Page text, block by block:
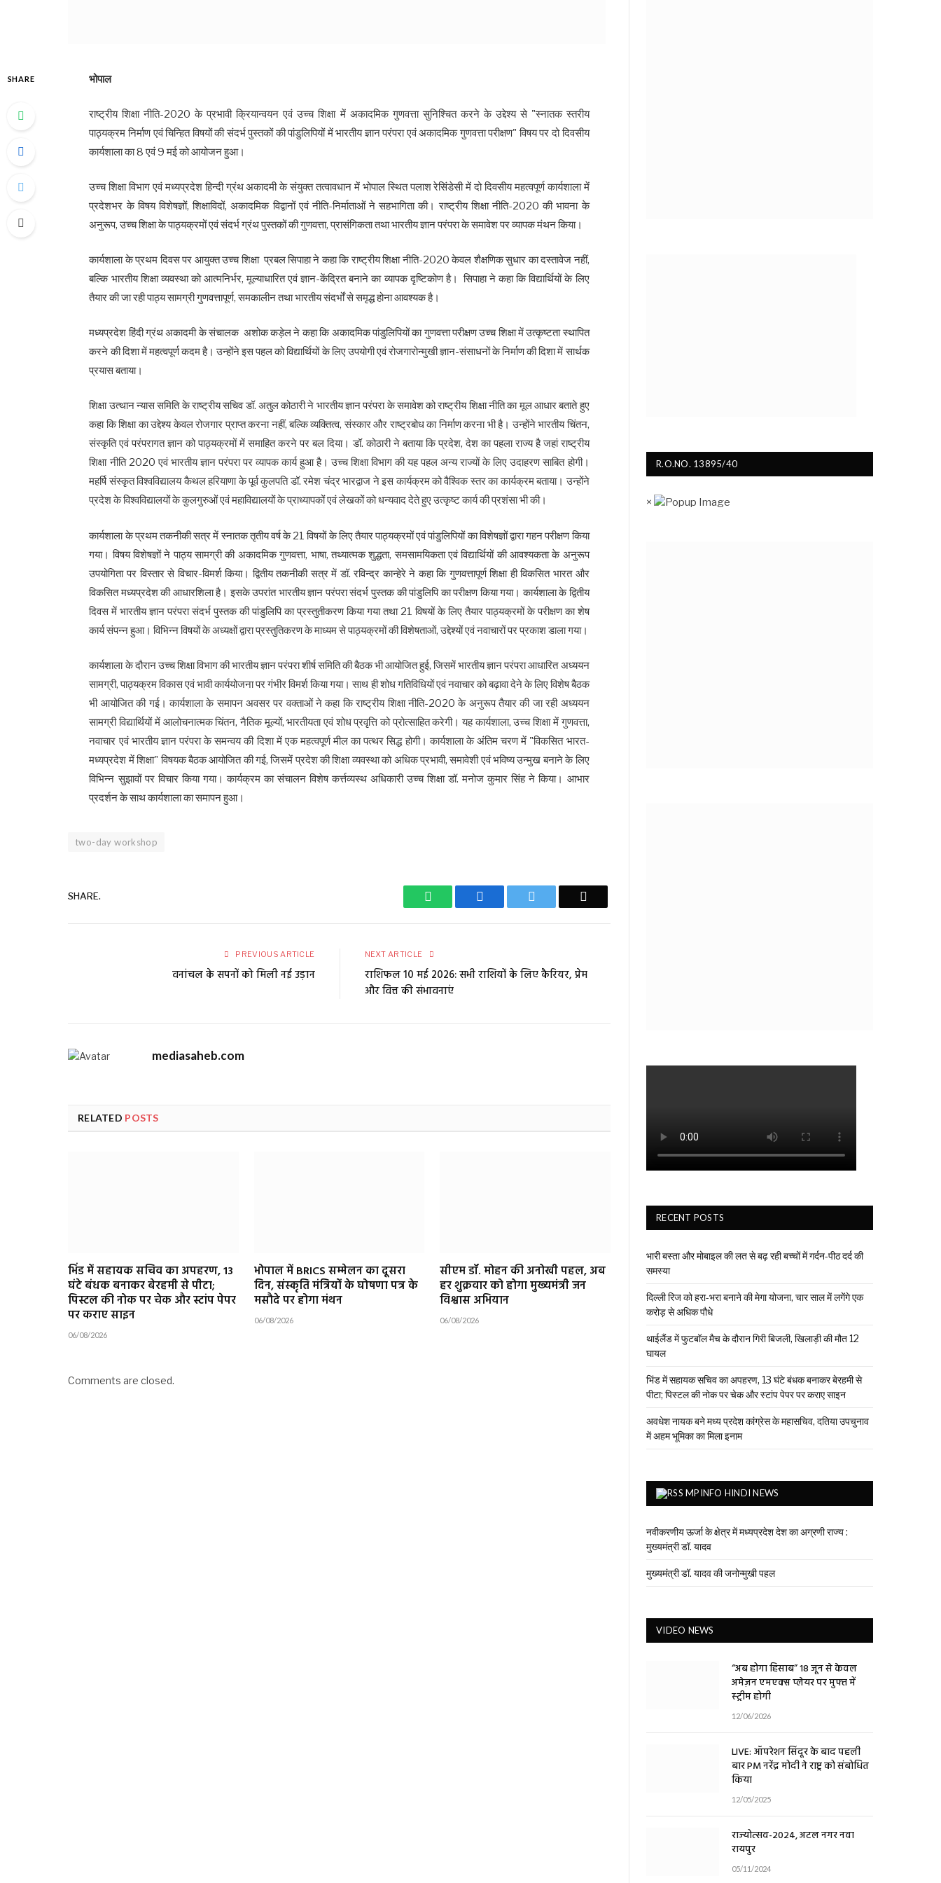
SHARE भोपाल
राष्ट्रीय शिक्षा नीति-2020 के प्रभावी क्रियान्वयन एवं उच्च शिक्षा में अकादमिक गुणवत्ता सुनिश्चित करने के उद्देश्य से "स्नातक स्तरीय
पाठ्यक्रम निर्माण एवं चिन्हित विषयों की संदर्भ पुस्तकों की पांडुलिपियों में भारतीय ज्ञान परंपरा एवं अकादमिक गुणवत्ता परीक्षण" विषय पर दो दिवसीय
कार्यशाला का 8 एवं 9 मई को आयोजन हुआ।
उच्च शिक्षा विभाग एवं मध्यप्रदेश हिन्दी ग्रंथ अकादमी के संयुक्त तत्वावधान में भोपाल स्थित पलाश रेसिंडेसी में दो दिवसीय महत्वपूर्ण कार्यशाला में
प्रदेशभर के विषय विशेषज्ञों, शिक्षाविदों, अकादमिक विद्वानों एवं नीति-निर्माताओं ने सहभागिता की। राष्ट्रीय शिक्षा नीति-2020 की भावना के
अनुरूप, उच्च शिक्षा के पाठ्यक्रमों एवं संदर्भ ग्रंथ पुस्तकों की गुणवत्ता, प्रासंगिकता तथा भारतीय ज्ञान परंपरा के समावेश पर व्यापक मंथन किया।
कार्यशाला के प्रथम दिवस पर आयुक्त उच्च शिक्षा प्रबल सिपाहा ने कहा कि राष्ट्रीय शिक्षा नीति-2020 केवल शैक्षणिक सुधार का दस्तावेज नहीं,
बल्कि भारतीय शिक्षा व्यवस्था को आत्मनिर्भर, मूल्याधारित एवं ज्ञान-केंद्रित बनाने का व्यापक दृष्टिकोण है। सिपाहा ने कहा कि विद्यार्थियों के लिए
तैयार की जा रही पाठ्य सामग्री गुणवत्तापूर्ण, समकालीन तथा भारतीय संदर्भों से समृद्ध होना आवश्यक है।
मध्यप्रदेश हिंदी ग्रंथ अकादमी के संचालक अशोक कड़ेल ने कहा कि अकादमिक पांडुलिपियों का गुणवत्ता परीक्षण उच्च शिक्षा में उत्कृष्टता स्थापित
करने की दिशा में महत्वपूर्ण कदम है। उन्होंने इस पहल को विद्यार्थियों के लिए उपयोगी एवं रोजगारोन्मुखी ज्ञान-संसाधनों के निर्माण की दिशा में सार्थक
प्रयास बताया।
शिक्षा उत्थान न्यास समिति के राष्ट्रीय सचिव डॉ. अतुल कोठारी ने भारतीय ज्ञान परंपरा के समावेश को राष्ट्रीय शिक्षा नीति का मूल आधार बताते हुए
कहा कि शिक्षा का उद्देश्य केवल रोजगार प्राप्त करना नहीं, बल्कि व्यक्तित्व, संस्कार और राष्ट्रबोध का निर्माण करना भी है। उन्होंने भारतीय चिंतन,
संस्कृति एवं परंपरागत ज्ञान को पाठ्यक्रमों में समाहित करने पर बल दिया। डॉ. कोठारी ने बताया कि प्रदेश, देश का पहला राज्य है जहां राष्ट्रीय
शिक्षा नीति 2020 एवं भारतीय ज्ञान परंपरा पर व्यापक कार्य हुआ है। उच्च शिक्षा विभाग की यह पहल अन्य राज्यों के लिए उदाहरण साबित होगी।
महर्षि संस्कृत विश्वविद्यालय कैथल हरियाणा के पूर्व कुलपति डॉ. रमेश चंद्र भारद्वाज ने इस कार्यक्रम को वैश्विक स्तर का कार्यक्रम बताया। उन्होंने
प्रदेश के विश्वविद्यालयों के कुलगुरुओं एवं महाविद्यालयों के प्राध्यापकों एवं लेखकों को धन्यवाद देते हुए उत्कृष्ट कार्य की प्रशंसा भी की।
कार्यशाला के प्रथम तकनीकी सत्र में स्नातक तृतीय वर्ष के 21 विषयों के लिए तैयार पाठ्यक्रमों एवं पांडुलिपियों का विशेषज्ञों द्वारा गहन परीक्षण किया
गया। विषय विशेषज्ञों ने पाठ्य सामग्री की अकादमिक गुणवत्ता, भाषा, तथ्यात्मक शुद्धता, समसामयिकता एवं विद्यार्थियों की आवश्यकता के अनुरूप
उपयोगिता पर विस्तार से विचार-विमर्श किया। द्वितीय तकनीकी सत्र में डॉ. रविन्द्र कान्हेरे ने कहा कि गुणवत्तापूर्ण शिक्षा ही विकसित भारत और
विकसित मध्यप्रदेश की आधारशिला है। इसके उपरांत भारतीय ज्ञान परंपरा संदर्भ पुस्तक की पांडुलिपि का परीक्षण किया गया। कार्यशाला के द्वितीय
दिवस में भारतीय ज्ञान परंपरा संदर्भ पुस्तक की पांडुलिपि का प्रस्तुतीकरण किया गया तथा 21 विषयों के लिए तैयार पाठ्यक्रमों के परीक्षण का शेष
कार्य संपन्न हुआ। विभिन्न विषयों के अध्यक्षों द्वारा प्रस्तुतिकरण के माध्यम से पाठ्यक्रमों की विशेषताओं, उद्देश्यों एवं नवाचारों पर प्रकाश डाला गया।
कार्यशाला के दौरान उच्च शिक्षा विभाग की भारतीय ज्ञान परंपरा शीर्ष समिति की बैठक भी आयोजित हुई, जिसमें भारतीय ज्ञान परंपरा आधारित अध्ययन
सामग्री, पाठ्यक्रम विकास एवं भावी कार्ययोजना पर गंभीर विमर्श किया गया। साथ ही शोध गतिविधियों एवं नवाचार को बढ़ावा देने के लिए विशेष बैठक
भी आयोजित की गई। कार्यशाला के समापन अवसर पर वक्ताओं ने कहा कि राष्ट्रीय शिक्षा नीति-2020 के अनुरूप तैयार की जा रही अध्ययन
सामग्री विद्यार्थियों में आलोचनात्मक चिंतन, नैतिक मूल्यों, भारतीयता एवं शोध प्रवृत्ति को प्रोत्साहित करेगी। यह कार्यशाला, उच्च शिक्षा में गुणवत्ता,
नवाचार एवं भारतीय ज्ञान परंपरा के समन्वय की दिशा में एक महत्वपूर्ण मील का पत्थर सिद्ध होगी। कार्यशाला के अंतिम चरण में "विकसित भारत-
मध्यप्रदेश में शिक्षा" विषयक बैठक आयोजित की गई, जिसमें प्रदेश की शिक्षा व्यवस्था को अधिक प्रभावी, समावेशी एवं भविष्य उन्मुख बनाने के लिए
विभिन्न सुझावों पर विचार किया गया। कार्यक्रम का संचालन विशेष कर्त्तव्यस्थ अधिकारी उच्च शिक्षा डॉ. मनोज कुमार सिंह ने किया। आभार
प्रदर्शन के साथ कार्यशाला का समापन हुआ।
two-day workshop
SHARE. WhatsApp Facebook
PREVIOUS ARTICLE
वनांचल के सपनों को मिली नई उड़ान
NEXT ARTICLE
राशिफल 10 मई 2026: सभी राशियों के लिए कैरियर, प्रेम
और वित्त की संभावनाएं
mediasaheb.com
RELATED POSTS
भिंड में सहायक सचिव का अपहरण, 13
घंटे बंधक बनाकर बेरहमी से पीटा;
पिस्टल की नोक पर चेक और स्टांप पेपर
पर कराए साइन
06/08/2026
भोपाल में BRICS सम्मेलन का दूसरा
दिन, संस्कृति मंत्रियों के घोषणा पत्र के
मसौदे पर होगा मंथन
06/08/2026
सीएम डॉ. मोहन की अनोखी पहल, अब
हर शुक्रवार को होगा मुख्यमंत्री जन
विश्वास अभियान
06/08/2026
Comments are closed.
R.O.NO. 13895/40
×
RECENT POSTS
भारी बस्ता और मोबाइल की लत से बढ़ रही बच्चों में गर्दन-पीठ दर्द की
समस्या
दिल्ली रिज को हरा-भरा बनाने की मेगा योजना, चार साल में लगेंगे एक
करोड़ से अधिक पौधे
थाईलैंड में फुटबॉल मैच के दौरान गिरी बिजली, खिलाड़ी की मौत 12
घायल
भिंड में सहायक सचिव का अपहरण, 13 घंटे बंधक बनाकर बेरहमी से
पीटा; पिस्टल की नोक पर चेक और स्टांप पेपर पर कराए साइन
अवधेश नायक बने मध्य प्रदेश कांग्रेस के महासचिव, दतिया उपचुनाव
में अहम भूमिका का मिला इनाम
MPINFO HINDI NEWS
नवीकरणीय ऊर्जा के क्षेत्र में मध्यप्रदेश देश का अग्रणी राज्य :
मुख्यमंत्री डॉ. यादव
मुख्यमंत्री डॉ. यादव की जनोन्मुखी पहल
VIDEO NEWS
“अब होगा हिसाब” 18 जून से केवल
अमेज़न एमएक्स प्लेयर पर मुफ्त में
स्ट्रीम होगी
12/06/2026
LIVE: ऑपरेशन सिंदूर के बाद पहली
बार PM नरेंद्र मोदी ने राष्ट्र को संबोधित
किया
12/05/2025
राज्योत्सव-2024, अटल नगर नवा
रायपुर
05/11/2024